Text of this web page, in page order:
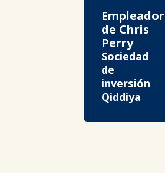
Empleador
de Chris
Perry
Sociedad
de
inversión
Qiddiya